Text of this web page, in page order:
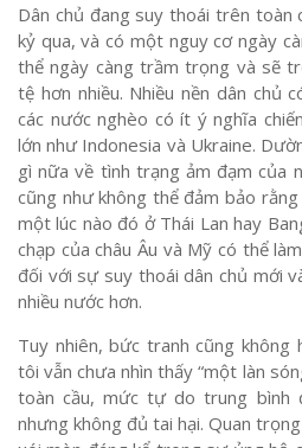
Dân chủ đang suy thoái trên toàn
kỷ qua, và có một nguy cơ ngày
thể ngày càng trầm trọng và sẽ
tệ hơn nhiều. Nhiều nền dân chủ
các nước nghèo có ít ý nghĩa
lớn như Indonesia và Ukraine.
gì nữa về tình trạng ảm đạm của
cũng như không thể đảm bảo
một lúc nào đó ở Thái Lan hay
chạp của châu Âu và Mỹ có thể
đối với sự suy thoái dân chủ mới
nhiều nước hơn.
Tuy nhiên, bức tranh cũng không
tôi vẫn chưa nhìn thấy “một làn
toàn cầu, mức tự do trung bình
nhưng không đủ tai hại. Quan